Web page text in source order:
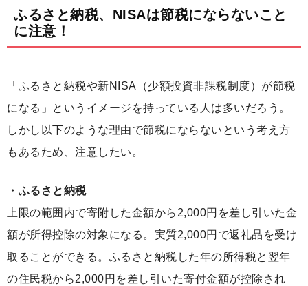
ふるさと納税、NISAは節税にならないこと
に注意！
「ふるさと納税や新NISA（少額投資非課税制度）が節税
になる」というイメージを持っている人は多いだろう。
しかし以下のような理由で節税にならないという考え方
もあるため、注意したい。
・ふるさと納税
上限の範囲内で寄附した金額から2,000円を差し引いた金
額が所得控除の対象になる。実質2,000円で返礼品を受け
取ることができる。ふるさと納税した年の所得税と翌年
の住民税から2,000円を差し引いた寄付金額が控除され